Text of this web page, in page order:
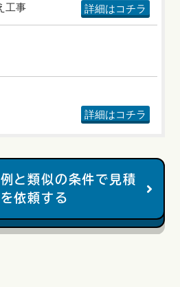
工事
詳細はコチラ
詳細はコチラ
と類似の条件で見積
を依頼する